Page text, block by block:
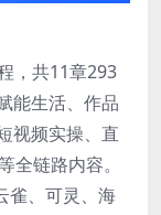
，共11章293
能生活、作品
视频实操、直
全链路内容。
雀、可灵、海